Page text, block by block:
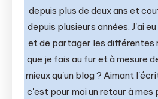
depuis plus de deux ans et
depuis plusieurs années. J'ai
et de partager les différentes
que je fais au fur et à mesure
mieux qu'un blog ? Aimant
c'est pour moi un retour à mes